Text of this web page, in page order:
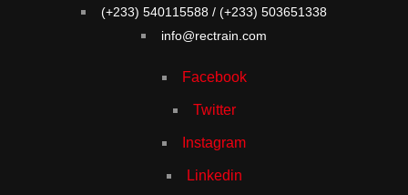
(+233) 540115588 / (+233) 503651338
info@rectrain.com
Facebook
Twitter
Instagram
Linkedin